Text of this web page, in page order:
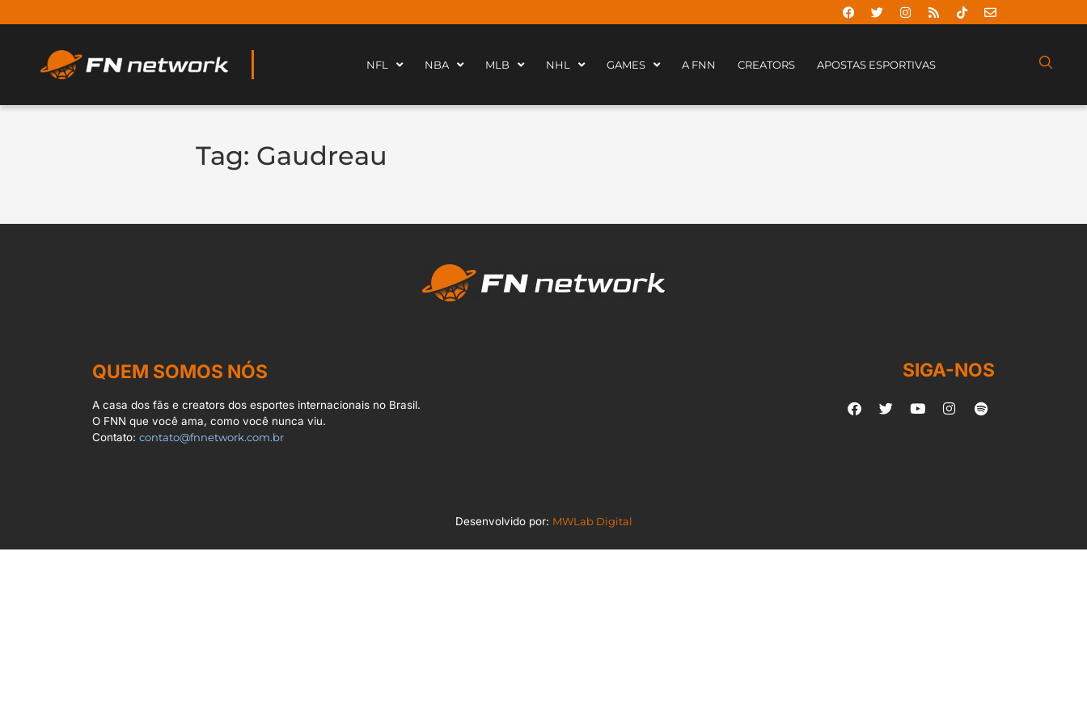
NFL NBA MLB NHL GAMES A FNN CREATORS APOSTAS ESPORTIVAS
Tag: Gaudreau
QUEM SOMOS NÓS
A casa dos fãs e creators dos esportes internacionais no Brasil.
O FNN que você ama, como você nunca viu.
Contato:contato@fnnetwork.com.br
SIGA-NOS
Desenvolvido por: MWLab Digital